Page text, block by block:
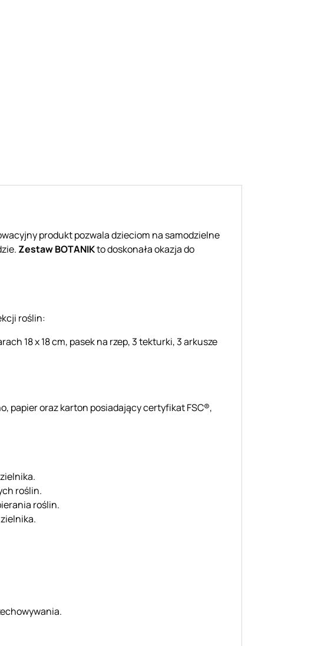
produkt pozwala dzieciom na samodzielne
Zestaw BOTANIKto doskonała okazja do
roślin:
18 x 18 cm, pasek na rzep, 3 tekturki, 3 arkusze
papier oraz karton posiadający certyfikat FSC®,
roślin.
roślin.